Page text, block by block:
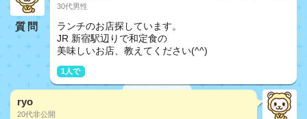
質問
30代男性
ランチのお店探しています。
JR 新宿駅辺りで和定食の
美味しいお店、教えてください(^^)
1人で
ryo
20代非公開